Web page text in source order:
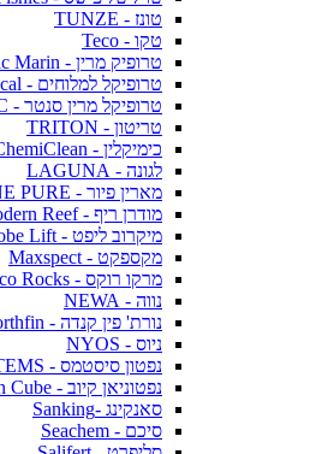
טונז - TUNZE
טקו - Teco
טרופיק מרין - Tropic Marin
טרופיקל למלוחים - Tropical
טרופיקל מרין סנטר - TMC
טריטון - TRITON
כימיקלין - ChemiClean
לגונה - LAGUNA
מארין פיור - MARINE PURE
מודרן ריף - Modern Reef
מיקרוב ליפט - Microbe Lift
מקספקט - Maxspect
מרקו רוקס - Marco Rocks
נווה - NEWA
נורת' פין קנדה - Northfin
ניוס - NYOS
נפטון סיסטמס - NEPTUNE SYSTEMS
נפטוניאן קיוב - Neptunian Cube
סאנקינג -Sanking
סיכם - Seachem